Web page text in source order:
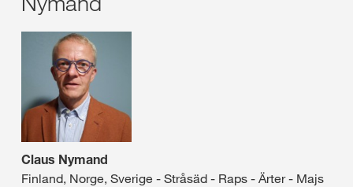
Claus Nymand
Finland, Norge, Sverige - Stråsäd - Raps - Ärter - Majs